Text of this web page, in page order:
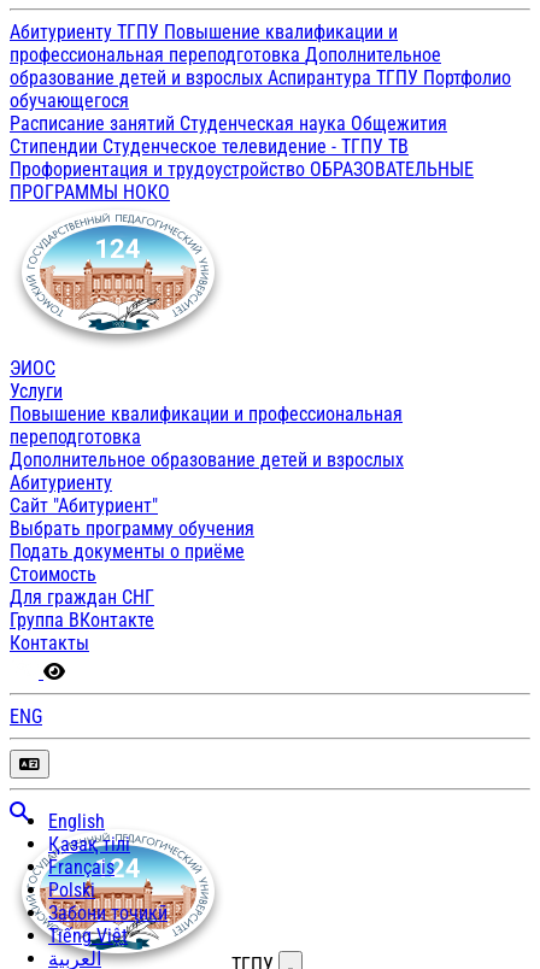
Абитуриенту ТГПУ Повышение квалификации и
профессиональная переподготовка Дополнительное
образование детей и взрослых Аспирантура ТГПУ Портфолио
обучающегося
Расписание занятий Студенческая наука Общежития
Стипендии Студенческое телевидение - ТГПУ ТВ
Профориентация и трудоустройство ОБРАЗОВАТЕЛЬНЫЕ
ПРОГРАММЫ НОКО
ЭИОС
Услуги
Повышение квалификации и профессиональная
переподготовка
Дополнительное образование детей и взрослых
Абитуриенту
Сайт "Абитуриент"
Выбрать программу обучения
Подать документы о приёме
Стоимость
Для граждан СНГ
Группа ВКонтакте
Контакты
ENG
English
Қазақ тілі
Français
Polski
Забони тоҷикӣ
Tiếng Việt
العربية
Открыть меню